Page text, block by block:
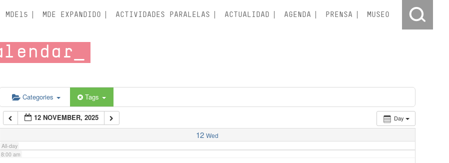
MDE15 MDE EXPANDIDO ACTIVIDADES PARALELAS ACTUALIDAD AGENDA PRENSA MUSEO
Categories Tags
Day
12 NOVEMBER, 2025
12 Wed
All-day
5:00 am
6:00 am
7:00 am
8:00 am